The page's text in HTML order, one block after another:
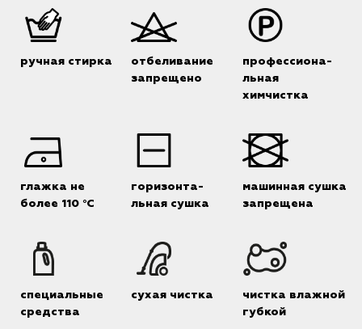
ручная стирка
отбеливание
запрещено
профессиона-
льная
химчистка
глажка не
более 110 °C
горизонта-
льная сушка
машинная сушка
запрещена
специальные
средства
сухая чистка
чистка влажной
губкой